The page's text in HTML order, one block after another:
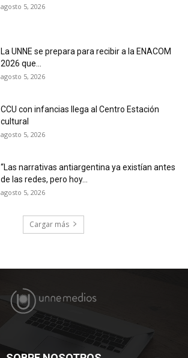
agosto 5, 2026
La UNNE se prepara para recibir a la ENACOM
2026 que...
agosto 5, 2026
CCU con infancias llega al Centro Estación
cultural
agosto 5, 2026
“Las narrativas antiargentina ya existían antes
de las redes, pero hoy...
agosto 5, 2026
Cargar más